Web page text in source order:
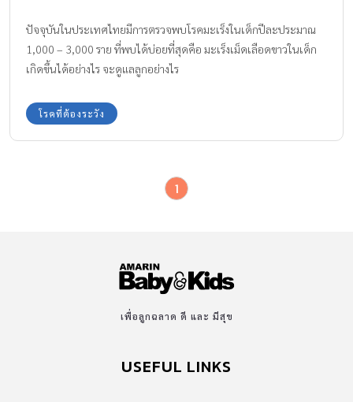
ปัจจุบันในประเทศไทยมีการตรวจพบโรคมะเร็งในเด็กปีละประมาณ
1,000 – 3,000 ราย ที่พบได้บ่อยที่สุดคือ มะเร็งเม็ดเลือดขาวในเด็ก
เกิดขึ้นได้อย่างไร จะดูแลลูกอย่างไร
โรคที่ต้องระวัง
1
เพื่อลูกฉลาด ดี และ มีสุข
USEFUL LINKS